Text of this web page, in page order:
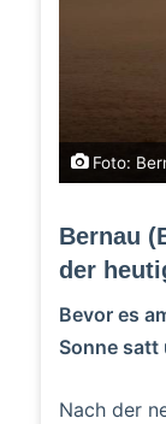
Foto:
Bernau
der
Bevor es
Sonne satt
Nach der